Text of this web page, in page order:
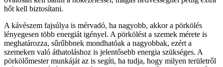
hőt kell biztosítani.
A kávészem fajsúlya is mérvadó, ha nagyobb, akkor a pörkölés
lényegesen több energiát igényel. A pörkölést a szemek mérete is
meghatározza, sűrűbbnek mondhatóak a nagyobbak, ezért a
szemeken való áthatoláshoz is jelentősebb energia szükséges. A
pörkölőmester munkáját az is segíti, ha tudja, hogy milyen területről